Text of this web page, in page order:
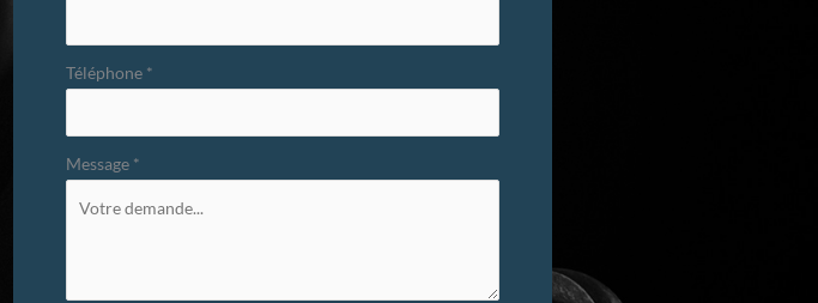
Téléphone *
Message *